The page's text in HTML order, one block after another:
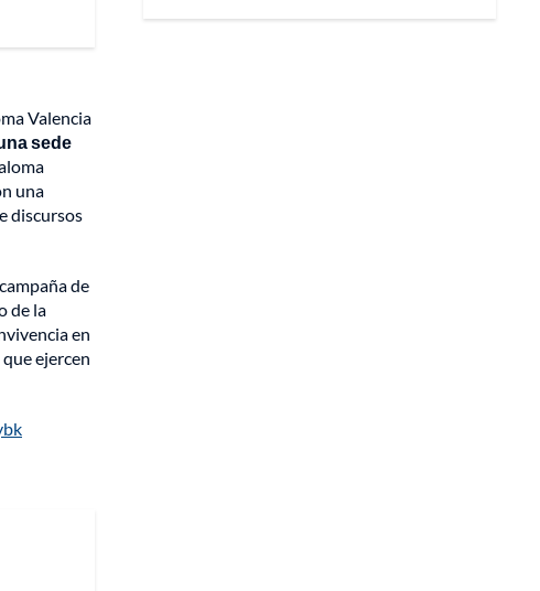
Valencia
sede
una
discursos
de
de la
en
ejercen